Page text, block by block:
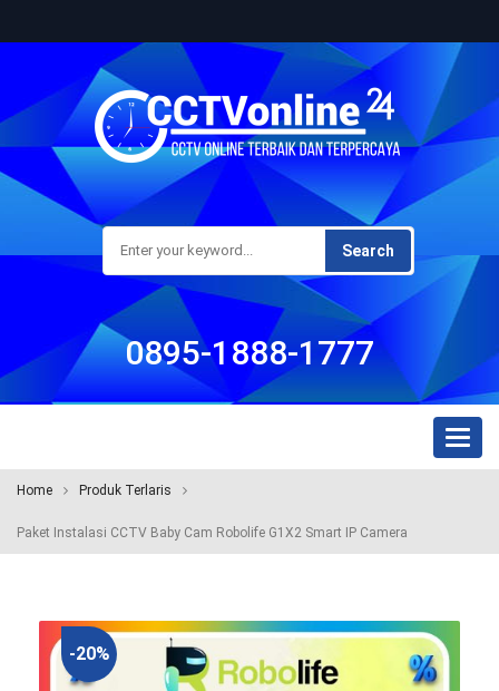
Search
0895-1888-1777
Home Produk Terlaris
Paket Instalasi CCTV Baby Cam Robolife G1X2 Smart IP Camera
-20%